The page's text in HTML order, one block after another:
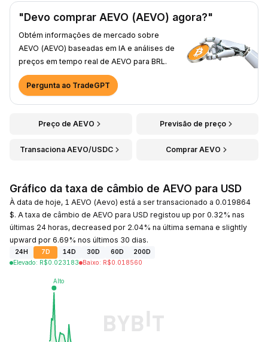
"Devo comprar AEVO (AEVO) agora?"
Obtém informações de mercado sobre
AEVO (AEVO) baseadas em IA e análises de
preços em tempo real de AEVO para BRL.
Pergunta ao TradeGPT
Preço de AEVO Previsão de preço
Transaciona AEVO/USDC Comprar AEVO
Gráfico da taxa de câmbio de AEVO para USD
À data de hoje, 1 AEVO (Aevo) está a ser transacionado a 0.019864
$. A taxa de câmbio de AEVO para USD registou up por 0.32% nas
últimas 24 horas, decreased por 2.04% na última semana e slightly
upward por 6.69% nos últimos 30 dias.
24H 7D 14D 30D 60D
200D
Elevado: R$0.023183 Baixo: R$0.018560